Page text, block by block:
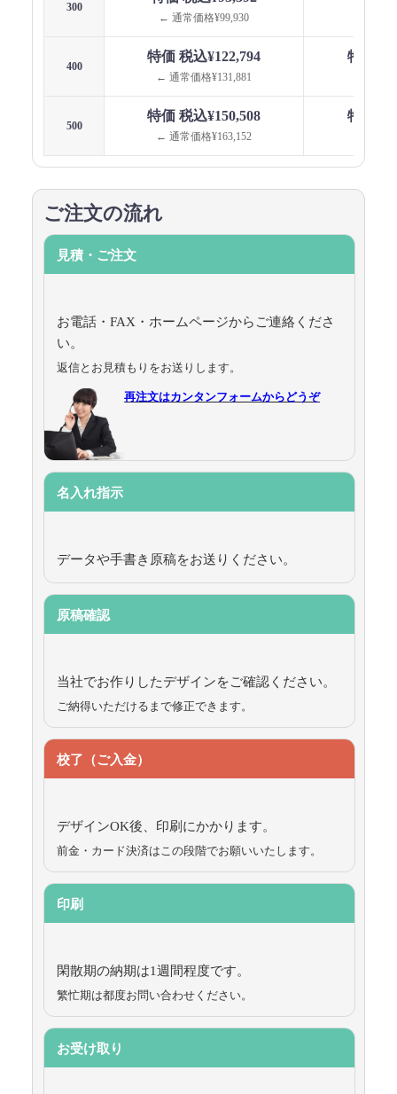
300
← 通常価格¥99,930
400
特価 税込¥122,794
← 通常価格¥131,881
特価 税
500
特価 税込¥150,508
← 通常価格¥163,152
特価 税
ご注文の流れ
見積・ご注文
お電話・FAX・ホームページからご連絡くださ
い。
返信とお見積もりをお送りします。
再注文はカンタンフォームからどうぞ
名入れ指示
データや手書き原稿をお送りください。
原稿確認
当社でお作りしたデザインをご確認ください。
ご納得いただけるまで修正できます。
校了（ご入金）
デザインOK後、印刷にかかります。
前金・カード決済はこの段階でお願いいたします。
印刷
閑散期の納期は1週間程度です。
繁忙期は都度お問い合わせください。
お受け取り